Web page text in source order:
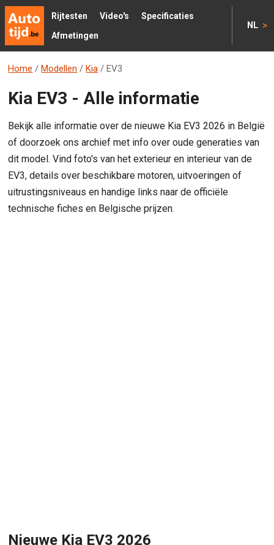
Rijtesten Video's
Specificaties
Afmetingen
NL >
Home / Modellen / Kia / EV3
Kia EV3 - Alle informatie
Bekijk alle informatie over de nieuwe Kia EV3 2026 in België
of doorzoek ons archief met info over oude generaties van
dit model. Vind foto's van het exterieur en interieur van de
EV3, details over beschikbare motoren, uitvoeringen of
uitrustingsniveaus en handige links naar de officiële
technische fiches en Belgische prijzen.
Nieuwe Kia EV3 2026